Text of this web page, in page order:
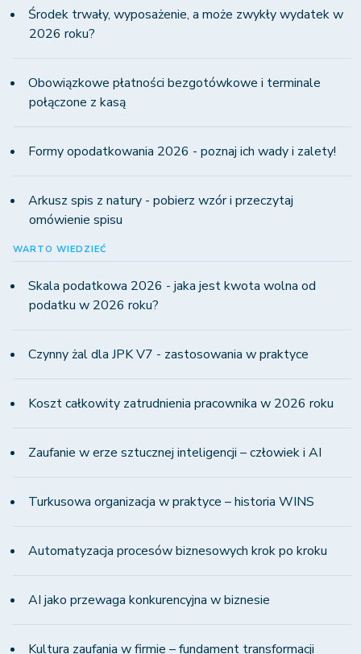
Środek trwały, wyposażenie, a może zwykły wydatek w
2026 roku?
Obowiązkowe płatności bezgotówkowe i terminale
połączone z kasą
Formy opodatkowania 2026 - poznaj ich wady i zalety!
Arkusz spis z natury - pobierz wzór i przeczytaj
omówienie spisu
WARTO WIEDZIEĆ
Skala podatkowa 2026 - jaka jest kwota wolna od
podatku w 2026 roku?
Czynny żal dla JPK V7 - zastosowania w praktyce
Koszt całkowity zatrudnienia pracownika w 2026 roku
Zaufanie w erze sztucznej inteligencji – człowiek i AI
Turkusowa organizacja w praktyce – historia WINS
Automatyzacja procesów biznesowych krok po kroku
AI jako przewaga konkurencyjna w biznesie
Kultura zaufania w firmie – fundament transformacji